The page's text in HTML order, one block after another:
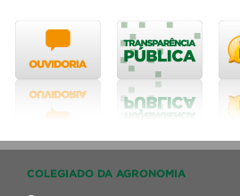
COLEGIADO DA AGRONOMIA